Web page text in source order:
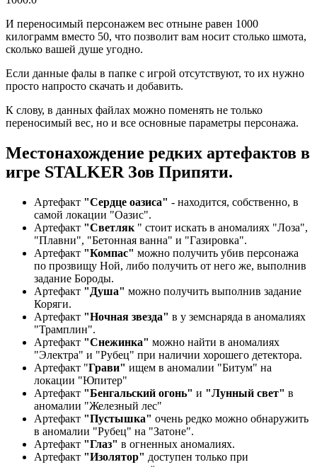
И переносимый персонажем вес отныне равен 1000
килограмм вместо 50, что позволит вам носит столько шмота,
сколько вашей душе угодно.
Если данные фалы в папке с игрой отсутствуют, то их нужно
просто напросто скачать и добавить.
К слову, в данных файлах можно поменять не только
переносимый вес, но и все основные параметры персонажа.
Местонахождение редких артефактов в
игре STALKER Зов Припяти.
Артефакт "Сердце оазиса" - находится, собственно, в
самой локации "Оазис".
Артефакт "Светляк " стоит искать в аномалиях "Лоза",
"Плавни", "Бетонная ванна" и "Газировка".
Артефакт "Компас" можно получить убив персонажа
по прозвищу Ной, либо получить от него же, выполнив
задание Бороды.
Артефакт "Душа" можно получить выполнив задание
Коряги.
Артефакт "Ночная звезда" в у земснаряда в аномалиях
"Трамплин".
Артефакт "Снежинка" можно найти в аномалиях
"Электра" и "Рубец" при наличии хорошего детектора.
Артефакт "Грави" ищем в аномалии "Битум" на
локации "Юпитер"
Артефакт "Бенгальский огонь" и "Лунный свет" в
аномалии "Железный лес"
Артефакт "Пустышка" очень редко можно обнаружить
в аномалии "Рубец" на "Затоне".
Артефакт "Глаз" в огненных аномалиях.
Артефакт "Изолятор" доступен только при